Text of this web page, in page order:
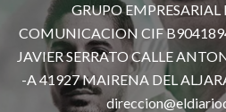
GRUPO EMPRESARIAL
COMUNICACION CIF
JAVIER SERRATO CALLE
-A 41927 MAIRENA DEL